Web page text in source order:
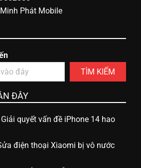
Phát Mobile
TÌM KIẾM
ĐÂY
Giải quyết vấn đề iPhone 14 hao
điện thoại Xiaomi bị vô nước